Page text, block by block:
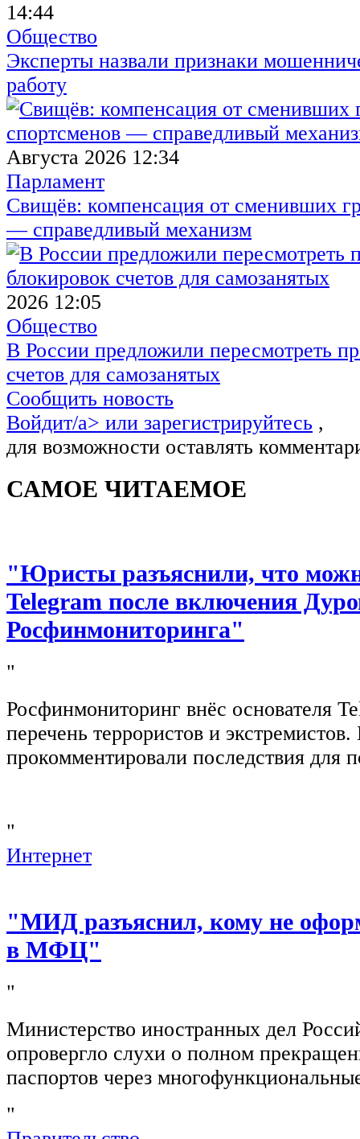
14:44
Общество
Эксперты назвали признаки
работу
Августа 2026 12:34
Парламент
Свищёв: компенсация от сменивших
— справедливый механизм
2026 12:05
Общество
В России предложили пересмотреть
счетов для самозанятых
Сообщить новость
Войдит/a> или зарегистрируйтесь ,
для возможности оставлять
САМОЕ ЧИТАЕМОЕ
"Юристы разъяснили, что
Telegram после включения
Росфинмониторинга"
"
Росфинмониторинг внёс основателя
перечень террористов и
прокомментировали последствия для
"
Интернет
"МИД разъяснил, кому не
в МФЦ"
"
Министерство иностранных дел
опровергло слухи о полном
паспортов через
"